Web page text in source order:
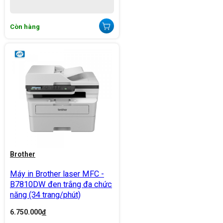
Còn hàng
Brother
Máy in Brother laser MFC -
B7810DW đen trắng đa chức
năng (34 trang/phút)
6.750.000đ